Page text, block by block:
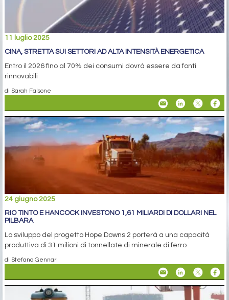
11 luglio 2025
CINA, STRETTA SUI SETTORI AD ALTA INTENSITÀ ENERGETICA
Entro il 2026 fino al 70% dei consumi dovrà essere da fonti
rinnovabili
di Sarah Falsone
24 giugno 2025
RIO TINTO E HANCOCK INVESTONO 1,61 MILIARDI DI DOLLARI NEL
PILBARA
Lo sviluppo del progetto Hope Downs 2 porterà a una capacità
produttiva di 31 milioni di tonnellate di minerale di ferro
di Stefano Gennari